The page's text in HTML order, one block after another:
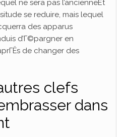
ne sera pas l’ancienneEt
se reduire, mais lequel
des apparus
d’Г©pargner en
de changer des
clefs
dans